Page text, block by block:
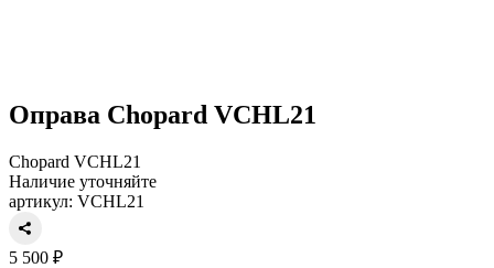
Оправа Chopard VCHL21
Chopard VCHL21
Наличие уточняйте
артикул: VCHL21
5 500 ₽